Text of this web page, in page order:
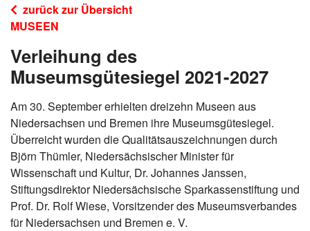
zurück zur Übersicht
MUSEEN
Verleihung des
Museumsgütesiegel 2021-2027
Am 30. September erhielten dreizehn Museen aus
Niedersachsen und Bremen ihre Museumsgütesiegel.
Überreicht wurden die Qualitätsauszeichnungen durch
Björn Thümler, Niedersächsischer Minister für
Wissenschaft und Kultur, Dr. Johannes Janssen,
Stiftungsdirektor Niedersächsische Sparkassenstiftung und
Prof. Dr. Rolf Wiese, Vorsitzender des Museumsverbandes
für Niedersachsen und Bremen e. V.